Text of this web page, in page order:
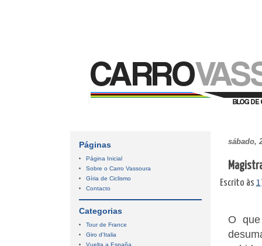
sábado,
Escrito às
O
Páginas
Página Inicial
Sobre o Carro Vassoura
Gíria de Ciclismo
Contacto
Categorias
Tour de France
Giro d'Italia
Vuelta a España